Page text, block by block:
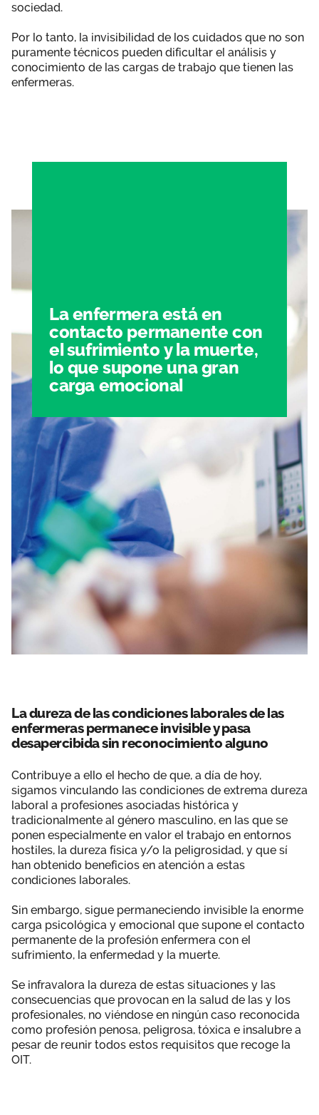
sociedad.
Por lo tanto, la invisibilidad de los cuidados que no son
puramente técnicos pueden dificultar el análisis y
conocimiento de las cargas de trabajo que tienen las
enfermeras.
La enfermera está en
contacto permanente con
el sufrimiento y la muerte,
lo que supone una gran
carga emocional
La dureza de las condiciones laborales de las
enfermeras permanece invisible y pasa
desapercibida sin reconocimiento alguno
Contribuye a ello el hecho de que, a día de hoy,
sigamos vinculando las condiciones de extrema dureza
laboral a profesiones asociadas histórica y
tradicionalmente al género masculino, en las que se
ponen especialmente en valor el trabajo en entornos
hostiles, la dureza física y/o la peligrosidad, y que sí
han obtenido beneficios en atención a estas
condiciones laborales.
Sin embargo, sigue permaneciendo invisible la enorme
carga psicológica y emocional que supone el contacto
permanente de la profesión enfermera con el
sufrimiento, la enfermedad y la muerte.
Se infravalora la dureza de estas situaciones y las
consecuencias que provocan en la salud de las y los
profesionales, no viéndose en ningún caso reconocida
como profesión penosa, peligrosa, tóxica e insalubre a
pesar de reunir todos estos requisitos que recoge la
OIT.